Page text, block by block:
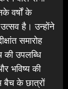
वर्षों के
है। उन्होंने
समारोह
उपलब्धि
भविष्य की
बैच के छात्रों